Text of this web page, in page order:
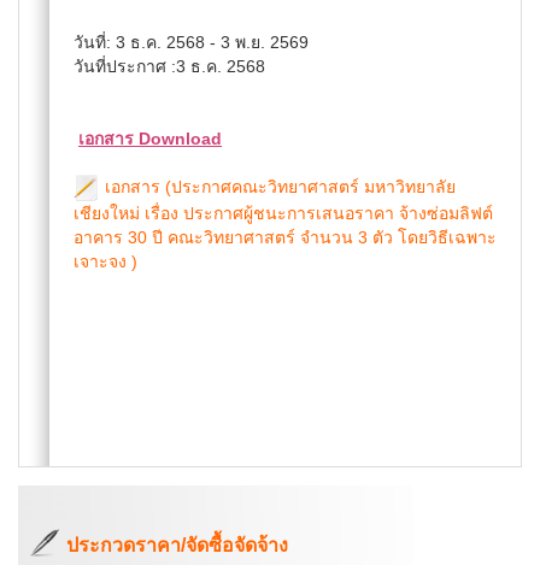
วันที่: 3 ธ.ค. 2568 - 3 พ.ย. 2569
วันที่ประกาศ :3 ธ.ค. 2568
เอกสาร Download
เอกสาร (ประกาศคณะวิทยาศาสตร์ มหาวิทยาลัย
เชียงใหม่ เรื่อง ประกาศผู้ชนะการเสนอราคา จ้างซ่อมลิฟต์
อาคาร 30 ปี คณะวิทยาศาสตร์ จำนวน 3 ตัว โดยวิธีเฉพาะ
เจาะจง )
ประกวดราคา/จัดซื้อจัดจ้าง